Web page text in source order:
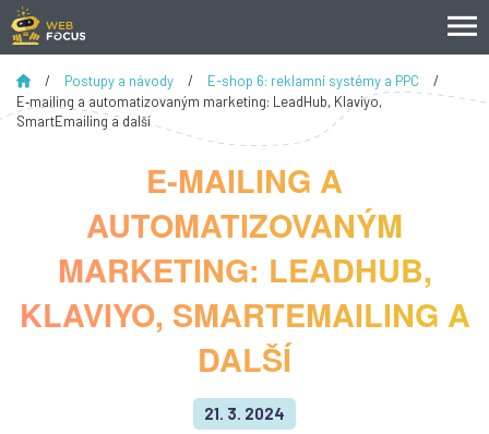
E‑MAILING A
AUTOMATIZOVANÝM
MARKETING: LEADHUB,
KLAVIYO, SMARTEMAILING A
DALŠÍ
/ Postupy a návody / E-shop 6: reklamní systémy a PPC
/
E‑mailing a automatizovaným marketing: LeadHub, Klaviyo,
SmartEmailing a další
21. 3. 2024